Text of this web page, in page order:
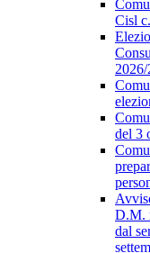
Cisl
del 3
D.M.
dal